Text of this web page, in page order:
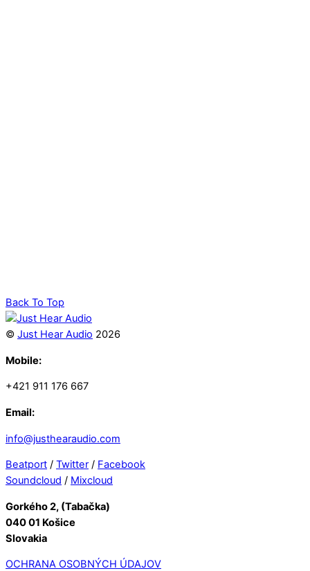
Back To Top
© Just Hear Audio 2026
Mobile:
+421 911 176 667
Email:
info@justhearaudio.com
Beatport / Twitter / Facebook
Soundcloud / Mixcloud
Gorkého 2, (Tabačka)
040 01 Košice
Slovakia
OCHRANA OSOBNÝCH ÚDAJOV